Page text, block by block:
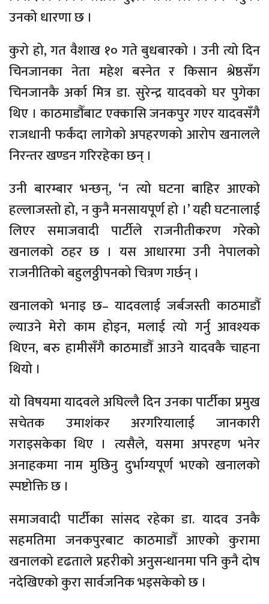
उनको धारणा छ ।
कुरो हो, गत वैशाख १० गते बुधबारको । उनी त्यो दिन
चिनजानका नेता महेश बस्नेत र किसान श्रेष्ठसँग
चिनजानकै अर्का मित्र डा. सुरेन्द्र यादवको घर पुगेका
थिए । काठमाडौँबाट एक्कासि जनकपुर गएर यादवसँगै
राजधानी फर्कंदा लागेको अपहरणको आरोप खनालले
निरन्तर खण्डन गरिरहेका छन् ।
उनी बारम्बार भन्छन्, ‘न त्यो घटना बाहिर आएको
हल्लाजस्तो हो, न कुनै मनसायपूर्ण हो ।’ यही घटनालाई
लिएर समाजवादी पार्टीले राजनीतीकरण गरेको
खनालको ठहर छ । यस आधारमा उनी नेपालको
राजनीतिको बहुलठ्ठीपनको चित्रण गर्छन् ।
खनालको भनाइ छ– यादवलाई जर्बजस्ती काठमाडौँ
ल्याउने मेरो काम होइन, मलाई त्यो गर्नु आवश्यक
थिएन, बरु हामीसँगै काठमाडौँ आउने यादवकै चाहना
थियो ।
यो विषयमा यादवले अघिल्लै दिन उनका पार्टीका प्रमुख
सचेतक उमाशंकर अरगरियालाई जानकारी
गराइसकेका थिए । त्यसैले, यसमा अपरहण भनेर
अनाहकमा नाम मुछिनु दुर्भाग्यपूर्ण भएको खनालको
स्पष्टोक्ति छ ।
समाजवादी पार्टीका सांसद रहेका डा. यादव उनकै
सहमतिमा जनकपुरबाट काठमाडौँ आएको कुरामा
खनालको दृढताले प्रहरीको अनुसन्धानमा पनि कुनै दोष
नदेखिएको कुरा सार्वजनिक भइसकेको छ ।